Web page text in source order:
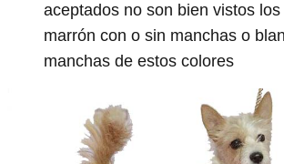
aceptados no son bien vistos
marrón con o sin manchas o
manchas de estos colores